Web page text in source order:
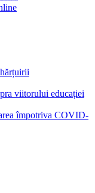
viitorului educației
împotriva COVID-